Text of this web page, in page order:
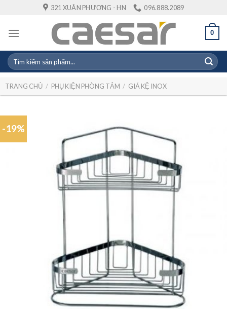
content
321 XUÂN PHƯƠNG - HN 096.888.2089
0
Tìm
kiếm:
TRANG CHỦ / PHỤ KIỆN PHÒNG TẮM / GIÁ KỆ INOX
-19%